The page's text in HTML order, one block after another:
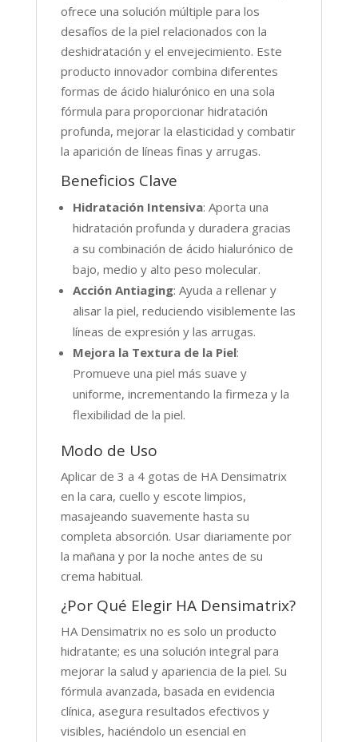
ofrece una solución múltiple para los
desafíos de la piel relacionados con la
deshidratación y el envejecimiento. Este
producto innovador combina diferentes
formas de ácido hialurónico en una sola
fórmula para proporcionar hidratación
profunda, mejorar la elasticidad y combatir
la aparición de líneas finas y arrugas.
Beneficios Clave
Hidratación Intensiva: Aporta una
hidratación profunda y duradera gracias
a su combinación de ácido hialurónico de
bajo, medio y alto peso molecular.
Acción Antiaging: Ayuda a rellenar y
alisar la piel, reduciendo visiblemente las
líneas de expresión y las arrugas.
Mejora la Textura de la Piel:
Promueve una piel más suave y
uniforme, incrementando la firmeza y la
flexibilidad de la piel.
Modo de Uso
Aplicar de 3 a 4 gotas de HA Densimatrix
en la cara, cuello y escote limpios,
masajeando suavemente hasta su
completa absorción. Usar diariamente por
la mañana y por la noche antes de su
crema habitual.
¿Por Qué Elegir HA Densimatrix?
HA Densimatrix no es solo un producto
hidratante; es una solución integral para
mejorar la salud y apariencia de la piel. Su
fórmula avanzada, basada en evidencia
clínica, asegura resultados efectivos y
visibles, haciéndolo un esencial en